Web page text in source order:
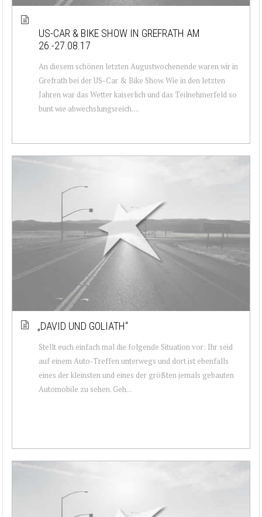
US-CAR & BIKE SHOW IN GREFRATH AM
26.-27.08.17
An diesem schönen letzten Augustwochenende waren wir in
Grefrath bei der US-Car & Bike Show. Wie in den letzten
Jahren war das Wetter kaiserlich und das Teilnehmerfeld so
bunt wie abwechslungsreich. ...
„DAVID UND GOLIATH“
Stellt euch einfach mal die folgende Situation vor: Ihr seid
auf einem Auto-Treffen unterwegs und dort ist ebenfalls
eines der kleinsten und eines der größten jemals gebauten
Automobile zu sehen. Geh...